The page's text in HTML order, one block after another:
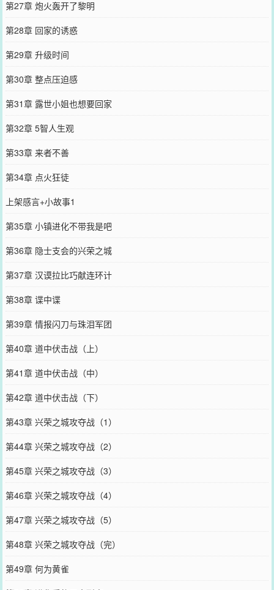
第27章 炮火轰开了黎明
第28章 回家的诱惑
第29章 升级时间
第30章 整点压迫感
第31章 露世小姐也想要回家
第32章 5智人生观
第33章 来者不善
第34章 点火狂徒
上架感言+小故事1
第35章 小镇进化不带我是吧
第36章 隐士支会的兴荣之城
第37章 汉谟拉比巧献连环计
第38章 谍中谍
第39章 情报闪刀与珠泪军团
第40章 道中伏击战（上）
第41章 道中伏击战（中）
第42章 道中伏击战（下）
第43章 兴荣之城攻夺战（1）
第44章 兴荣之城攻夺战（2）
第45章 兴荣之城攻夺战（3）
第46章 兴荣之城攻夺战（4）
第47章 兴荣之城攻夺战（5）
第48章 兴荣之城攻夺战（完）
第49章 何为黄雀